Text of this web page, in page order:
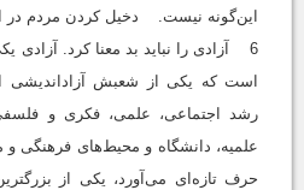
اين‌گونه نيست. دخیل کردن مردم در
6 آزادى را نبايد بد معنا كرد.
است كه يكى از شعبش آزادانديشى
رشد اجتماعى، علمى، فكرى و
علميه، دانشگاه و محيط‌هاى فرهنگى
حرف تازه‌اى مى‌آورد، يكى از